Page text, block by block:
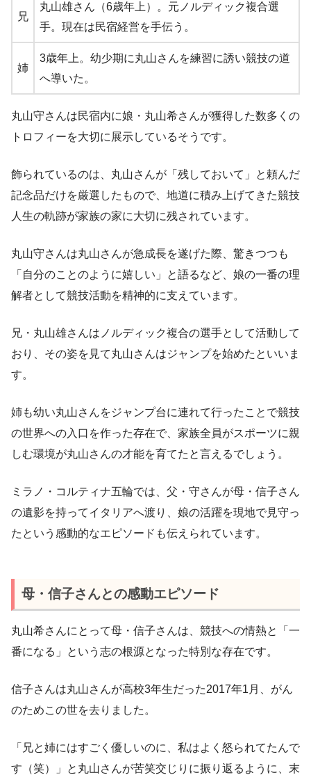
兄
丸山雄さん（6歳年上）。元ノルディック複合選
手。現在は民宿経営を手伝う。
姉
3歳年上。幼少期に丸山さんを練習に誘い競技の道
へ導いた。
丸山守さんは民宿内に娘・丸山希さんが獲得した数多くの
トロフィーを大切に展示しているそうです。
飾られているのは、丸山さんが「残しておいて」と頼んだ
記念品だけを厳選したもので、地道に積み上げてきた競技
人生の軌跡が家族の家に大切に残されています。
丸山守さんは丸山さんが急成長を遂げた際、驚きつつも
「自分のことのように嬉しい」と語るなど、娘の一番の理
解者として競技活動を精神的に支えています。
兄・丸山雄さんはノルディック複合の選手として活動して
おり、その姿を見て丸山さんはジャンプを始めたといいま
す。
姉も幼い丸山さんをジャンプ台に連れて行ったことで競技
の世界への入口を作った存在で、家族全員がスポーツに親
しむ環境が丸山さんの才能を育てたと言えるでしょう。
ミラノ・コルティナ五輪では、父・守さんが母・信子さん
の遺影を持ってイタリアへ渡り、娘の活躍を現地で見守っ
たという感動的なエピソードも伝えられています。
母・信子さんとの感動エピソード
丸山希さんにとって母・信子さんは、競技への情熱と「一
番になる」という志の根源となった特別な存在です。
信子さんは丸山さんが高校3年生だった2017年1月、がん
のためこの世を去りました。
「兄と姉にはすごく優しいのに、私はよく怒られてたんで
す（笑）」と丸山さんが苦笑交じりに振り返るように、末